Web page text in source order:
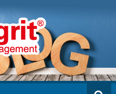
fi
m
it
g
ri
t